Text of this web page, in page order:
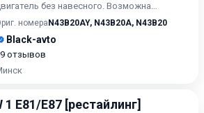
без навесного. Возможна
в сборе. Цену в сборе уточ...
номера N43B20AY, N43B20A, N43B20
Black-avto
отзывов
E81/E87 [рестайлинг]